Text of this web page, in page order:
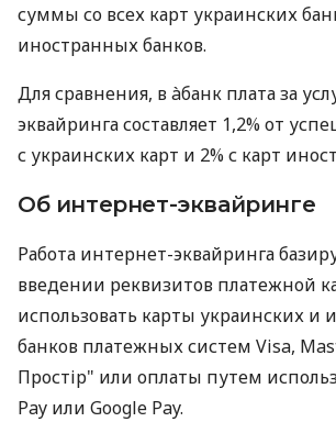
суммы со всех карт украинских
иностранных банков.
Для сравнения, в àбанк плата за
эквайринга составляет 1,2% от
с украинских карт и 2% с карт
Об интернет-эквайринге
Работа интернет-эквайринга
введении реквизитов платежной
использовать карты украинских и
банков платежных систем Visa,
Простір" или оплаты путем
Pay или Google Pay.